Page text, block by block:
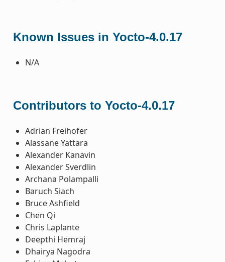
Known Issues in Yocto-4.0.17
N/A
Contributors to Yocto-4.0.17
Adrian Freihofer
Alassane Yattara
Alexander Kanavin
Alexander Sverdlin
Archana Polampalli
Baruch Siach
Bruce Ashfield
Chen Qi
Chris Laplante
Deepthi Hemraj
Dhairya Nagodra